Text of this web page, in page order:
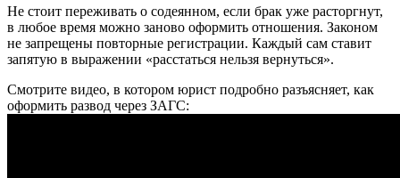
Не стоит переживать о содеянном, если брак уже расторгнут,
в любое время можно заново оформить отношения. Законом
не запрещены повторные регистрации. Каждый сам ставит
запятую в выражении «расстаться нельзя вернуться».
Смотрите видео, в котором юрист подробно разъясняет, как
оформить развод через ЗАГС: